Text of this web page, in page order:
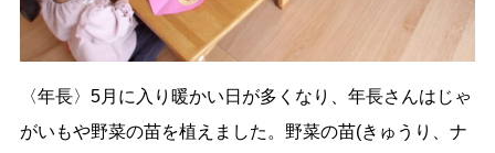
〈年長〉5月に入り暖かい日が多くなり、年長さんはじゃ
がいもや野菜の苗を植えました。野菜の苗(きゅうり、ナ